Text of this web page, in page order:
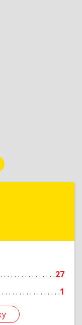
27
1
р-н,